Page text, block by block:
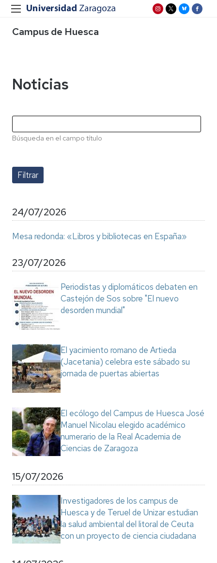
Campus de Huesca
Noticias
Búsqueda en el campo título
24/07/2026
Mesa redonda: «Libros y bibliotecas en España»
23/07/2026
Periodistas y diplomáticos debaten en
Castejón de Sos sobre "El nuevo
desorden mundial"
El yacimiento romano de Artieda
(Jacetania) celebra este sábado su
jornada de puertas abiertas
El ecólogo del Campus de Huesca José
Manuel Nicolau elegido académico
numerario de la Real Academia de
Ciencias de Zaragoza
15/07/2026
Investigadores de los campus de
Huesca y de Teruel de Unizar estudian
la salud ambiental del litoral de Ceuta
con un proyecto de ciencia ciudadana